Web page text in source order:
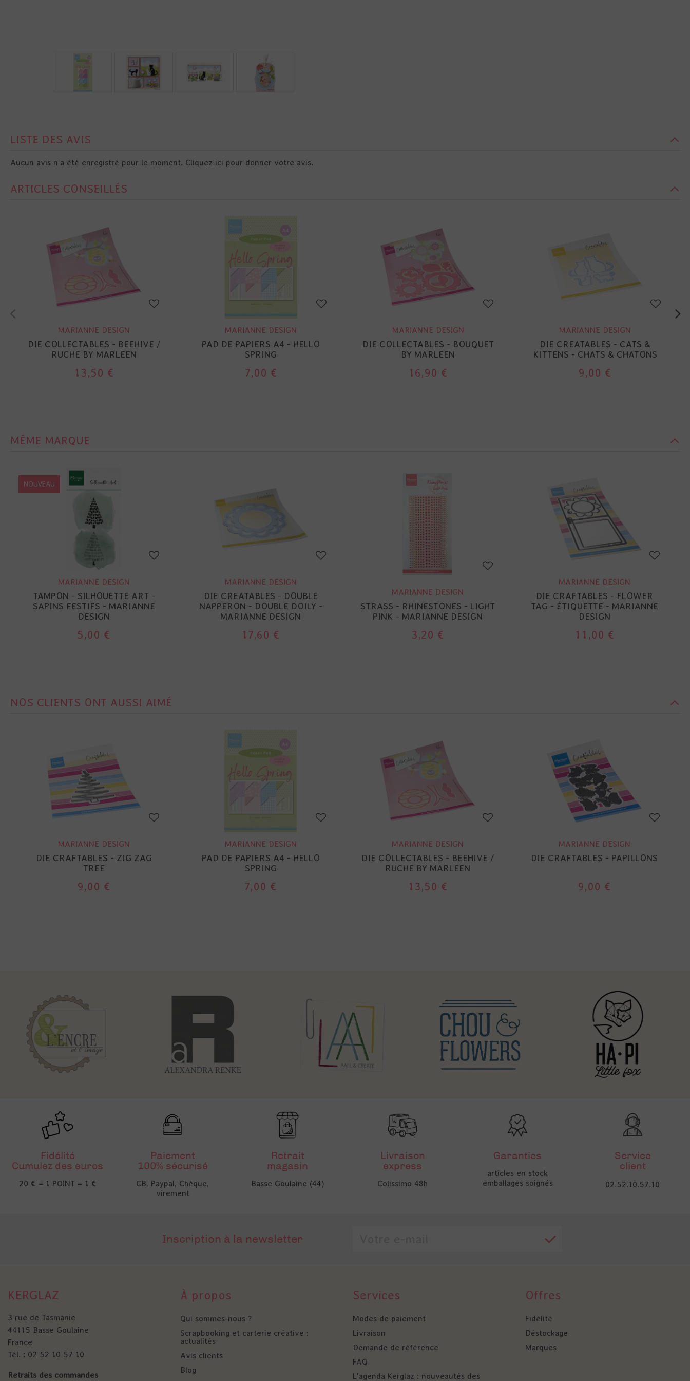
LISTE DES AVIS
Aucun avis n'a été enregistré pour le moment. Cliquez ici pour donner votre avis.
ARTICLES CONSEILLÉS
MARIANNE DESIGN
DIE COLLECTABLES - BEEHIVE /
RUCHE BY MARLEEN
13,50 €
MARIANNE DESIGN
PAD DE PAPIERS A4 - HELLO
SPRING
7,00 €
MARIANNE DESIGN
DIE COLLECTABLES - BOUQUET
BY MARLEEN
16,90 €
MARIANNE DESIGN
DIE CREATABLES - CATS &
KITTENS - CHATS & CHATONS
9,00 €
MÊME MARQUE
NOUVEAU
MARIANNE DESIGN
TAMPON - SILHOUETTE ART -
SAPINS FESTIFS - MARIANNE
DESIGN
5,00 €
MARIANNE DESIGN
DIE CREATABLES - DOUBLE
NAPPERON - DOUBLE DOILY -
MARIANNE DESIGN
17,60 €
MARIANNE DESIGN
STRASS - RHINESTONES - LIGHT
PINK - MARIANNE DESIGN
3,20 €
MARIANNE DESIGN
DIE CRAFTABLES - FLOWER
TAG - ÉTIQUETTE - MARIANNE
DESIGN
11,00 €
NOS CLIENTS ONT AUSSI AIMÉ
MARIANNE DESIGN
DIE CRAFTABLES - ZIG ZAG
TREE
9,00 €
MARIANNE DESIGN
PAD DE PAPIERS A4 - HELLO
SPRING
7,00 €
MARIANNE DESIGN
DIE COLLECTABLES - BEEHIVE /
RUCHE BY MARLEEN
13,50 €
MARIANNE DESIGN
DIE CRAFTABLES - PAPILLONS
9,00 €
Fidélité
Cumulez des euros
20 € = 1 POINT = 1 €
Paiement
100% sécurisé
CB, Paypal, Chèque,
virement
Retrait
magasin
Basse Goulaine (44)
Livraison
express
Colissimo 48h
Garanties
articles en stock
emballages soignés
Service
client
02.52.10.57.10
Inscription à la newsletter
KERGLAZ
3 rue de Tasmanie
44115 Basse Goulaine
France
Tél. : 02 52 10 57 10
Retraits des commandes
À propos
Qui sommes-nous ?
Scrapbooking et carterie créative :
actualités
Avis clients
Blog
Services
Modes de paiement
Livraison
Demande de référence
FAQ
L'agenda Kerglaz : nouveautés des
Offres
Fidélité
Déstockage
Marques